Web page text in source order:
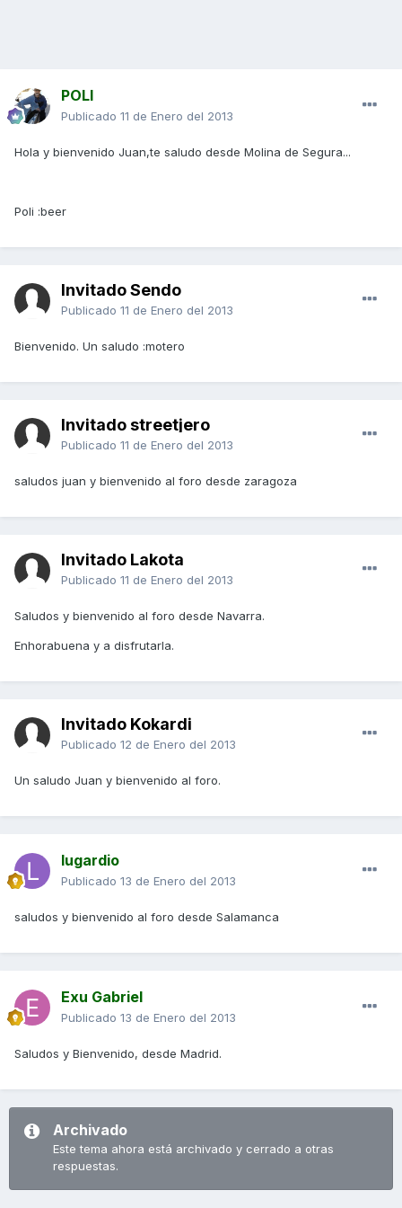
POLI
Publicado 11 de Enero del 2013
Hola y bienvenido Juan,te saludo desde Molina de Segura...
Poli :beer
Invitado Sendo
Publicado 11 de Enero del 2013
Bienvenido. Un saludo :motero
Invitado streetjero
Publicado 11 de Enero del 2013
saludos juan y bienvenido al foro desde zaragoza
Invitado Lakota
Publicado 11 de Enero del 2013
Saludos y bienvenido al foro desde Navarra.
Enhorabuena y a disfrutarla.
Invitado Kokardi
Publicado 12 de Enero del 2013
Un saludo Juan y bienvenido al foro.
lugardio
Publicado 13 de Enero del 2013
saludos y bienvenido al foro desde Salamanca
Exu Gabriel
Publicado 13 de Enero del 2013
Saludos y Bienvenido, desde Madrid.
Archivado
Este tema ahora está archivado y cerrado a otras
respuestas.